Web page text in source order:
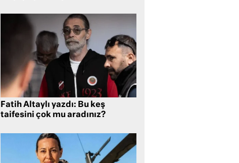
Fatih Altaylı yazdı: Bu keş
taifesini çok mu aradınız?